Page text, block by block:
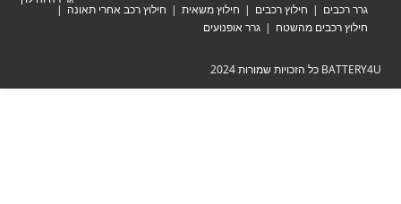
חילוץ רכבים חילוץ משאית
חילוץ רכב אחרי תאונה
מהשטח
גרר אופנועים